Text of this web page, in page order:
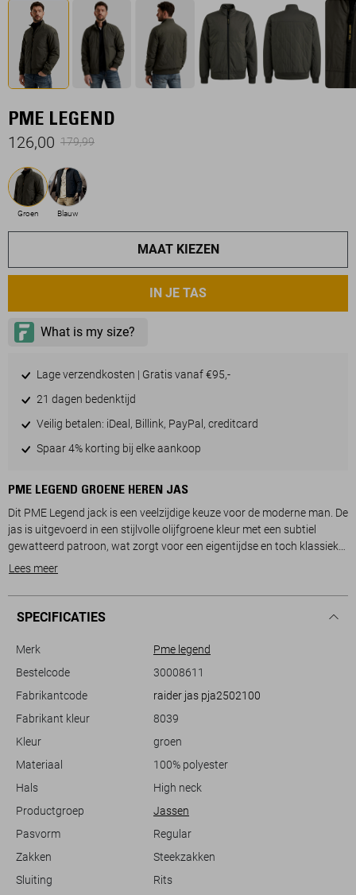
PME LEGEND
126,00 179,99
Groen Blauw
MAAT KIEZEN
IN JE TAS
Lage verzendkosten | Gratis vanaf €95,-
21 dagen bedenktijd
Veilig betalen: iDeal, Billink, PayPal, creditcard
Spaar 4% korting bij elke aankoop
PME LEGEND GROENE HEREN JAS
Dit PME Legend jack is een veelzijdige keuze voor de moderne man. De
jas is uitgevoerd in een stijlvolle olijfgroene kleur met een subtiel
gewatteerd patroon, wat zorgt voor een eigentijdse en toch klassieke
uitstraling. Dankzij de handige steekzakken kun je gemakkelijk je
voldoende bewegingsvrijheid, terwijl de high neck met rits zorgt voor
extra bescherming tegen de wind.
Gemaakt van 100% polyester, is deze jas uitermate geschikt voor het
tijdens koele zomeravonden, zonder dat het te zwaar aanvoelt. Dit
jack is perfect voor casual gelegenheden, of je nu een dagje de stad in
gaat of een ontspannende wandeling maakt. De subtiele PME Legend
en modieuze keuze die moeiteloos te combineren is met jeans en
sneakers.
Lees meer
SPECIFICATIES
Merk
Pme legend
Bestelcode
30008611
Fabrikantcode
raider jas pja2502100
Fabrikant kleur
8039
Kleur
groen
Materiaal
100% polyester
Hals
High neck
Productgroep
Jassen
Pasvorm
Regular
Zakken
Steekzakken
Sluiting
Rits